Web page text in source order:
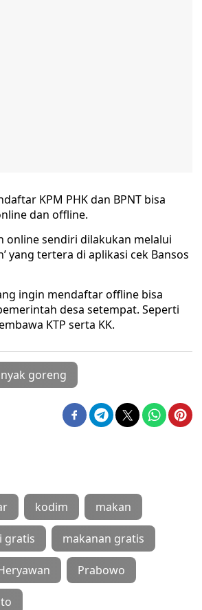
KPM PHK dan BPNT bisa
dan offline.
online sendiri dilakukan melalui
yang tertera di aplikasi cek Bansos
ingin mendaftar offline bisa
desa setempat. Seperti
KTP serta KK.
goreng
kodim makan
gratis makanan gratis
Prabowo